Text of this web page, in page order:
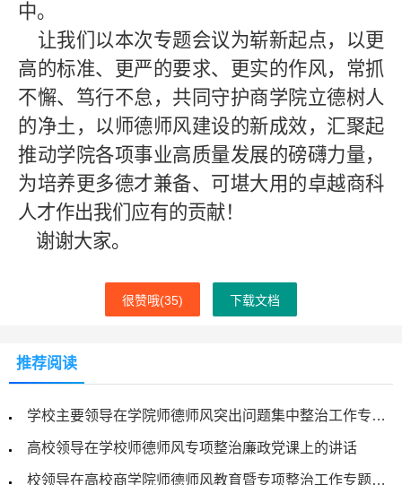
中。
让我们以本次专题会议为崭新起点，以更
高的标准、更严的要求、更实的作风，常抓
不懈、笃行不怠，共同守护商学院立德树人
的净土，以师德师风建设的新成效，汇聚起
推动学院各项事业高质量发展的磅礴力量，
为培养更多德才兼备、可堪大用的卓越商科
人才作出我们应有的贡献！
谢谢大家。
很赞哦(35) 下载文档
推荐阅读
学校主要领导在学院师德师风突出问题集中整治工作专题会议上的讲话
高校领导在学校师德师风专项整治廉政党课上的讲话
校领导在高校商学院师德师风教育暨专项整治工作专题会议上的讲话